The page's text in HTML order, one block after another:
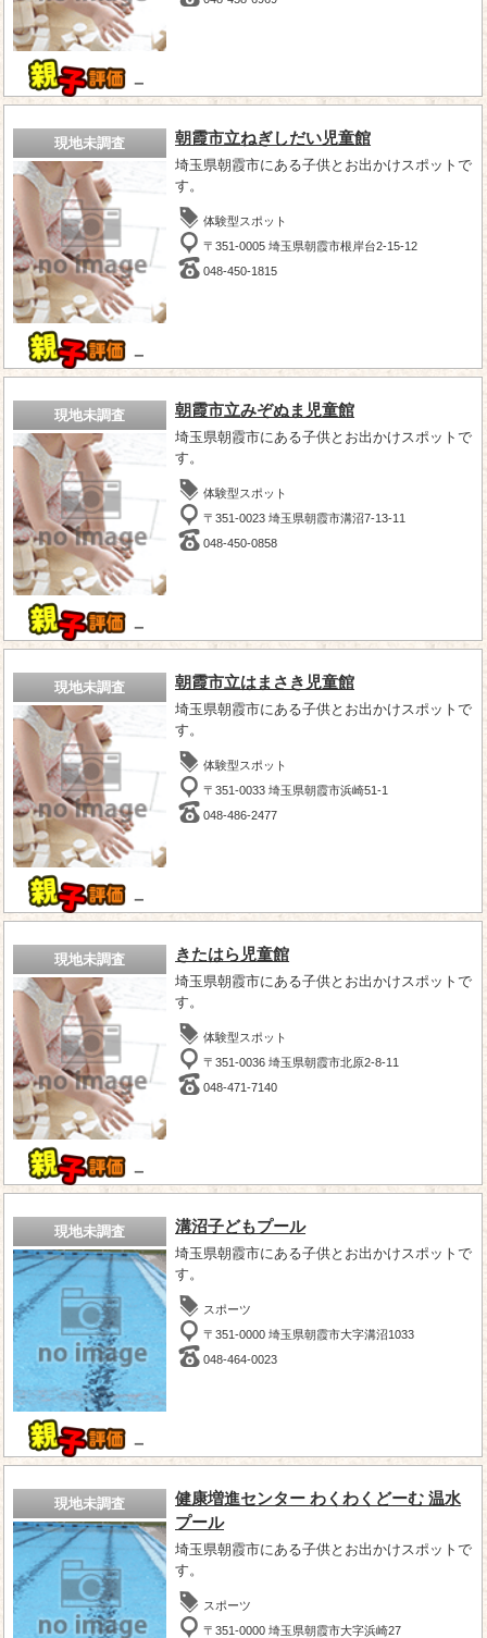
－
現地未調査
－
朝霞市立ねぎしだい児童館
埼玉県朝霞市にある子供とお出かけスポットで
す。
体験型スポット
〒351-0005 埼玉県朝霞市根岸台2-15-12
048-450-1815
現地未調査
－
朝霞市立みぞぬま児童館
埼玉県朝霞市にある子供とお出かけスポットで
す。
体験型スポット
〒351-0023 埼玉県朝霞市溝沼7-13-11
048-450-0858
現地未調査
－
朝霞市立はまさき児童館
埼玉県朝霞市にある子供とお出かけスポットで
す。
体験型スポット
〒351-0033 埼玉県朝霞市浜崎51-1
048-486-2477
現地未調査
－
きたはら児童館
埼玉県朝霞市にある子供とお出かけスポットで
す。
体験型スポット
〒351-0036 埼玉県朝霞市北原2-8-11
048-471-7140
現地未調査
－
溝沼子どもプール
埼玉県朝霞市にある子供とお出かけスポットで
す。
スポーツ
〒351-0000 埼玉県朝霞市大字溝沼1033
048-464-0023
現地未調査
健康増進センター わくわくどーむ 温水
プール
埼玉県朝霞市にある子供とお出かけスポットで
す。
スポーツ
〒351-0000 埼玉県朝霞市大字浜崎27